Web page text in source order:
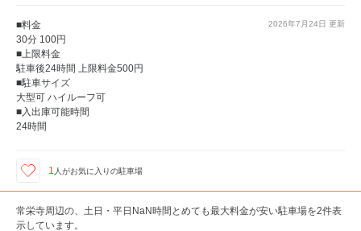
2026年7月24日 更新
■料金
30分 100円
■上限料金
駐車後24時間 上限料金500円
■駐車サイズ
大型可 ハイルーフ可
■入出庫可能時間
24時間
1 人がお気に入りの駐車場
常栄寺周辺の、土日・平日NaN時間とめても最大料金が安い駐車場を2件表
示しています。